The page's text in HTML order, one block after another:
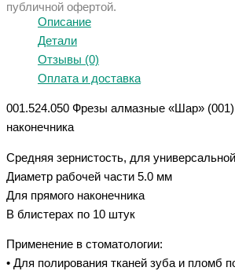
публичной офертой.
Описание
Детали
Отзывы (0)
Оплата и доставка
001.524.050 Фрезы алмазные «Шар»
наконечника
Средняя зернистость, для
Диаметр рабочей части 5.0 мм
Для прямого наконечника
В блистерах по 10 штук
Применение в стоматологии:
• Для полирования тканей зуба и пломб